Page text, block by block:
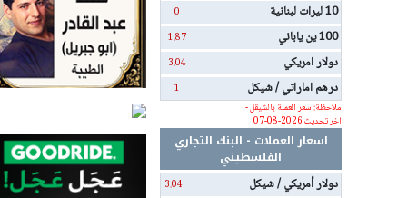
10 ليرات لبنانية 0
100 ين ياباني 1.87
دولار امريكي 3.04
درهم اماراتي / شيكل
1
ملاحظة: سعر العملة بالشيقل -
اخر تحديث 2026-08-07
اسعار العملات - البنك التجاري
الفلسطيني
دولار أمريكي / شيكل
3.04